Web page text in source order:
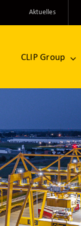
Aktuelles
CLIP Group